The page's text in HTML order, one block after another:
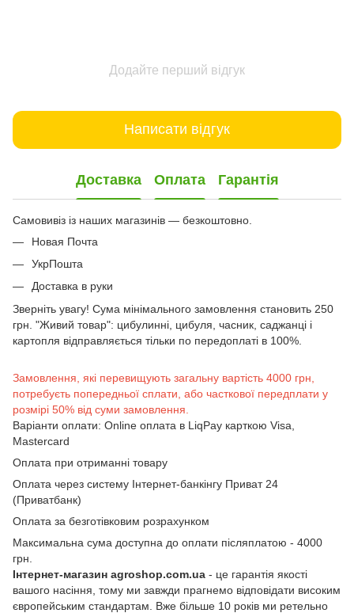
Додайте перший відгук
Написати відгук
Доставка Оплата Гарантія
Самовивіз із наших магазинів — безкоштовно.
Новая Почта
УкрПошта
Доставка в руки
Зверніть увагу! Сума мінімального замовлення становить 250
грн. "Живий товар": цибулинні, цибуля, часник, саджанці і
картопля відправляється тільки по передоплаті в 100%.
Замовлення, які перевищують загальну вартість 4000 грн,
потребуєть попередньої сплати, або часткової передплати у
розмірі 50% від суми замовлення.
Варіанти оплати: Online оплата в LiqPay карткою Visa,
Mastercard
Оплата при отриманні товару
Оплата через систему Інтернет-банкінгу Приват 24
(Приватбанк)
Оплата за безготівковим розрахунком
Максимальна сума доступна до оплати післяплатою - 4000
грн.
Інтернет-магазин agroshop.com.ua - це гарантія якості
вашого насіння, тому ми завжди прагнемо відповідати високим
європейським стандартам. Вже більше 10 років ми ретельно